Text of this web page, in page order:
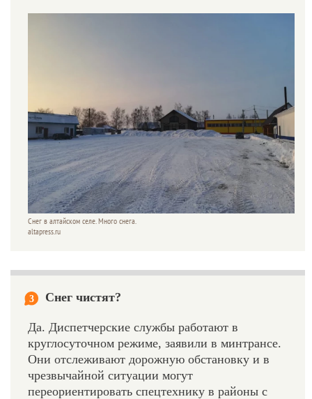
Снег в алтайском селе. Много снега.
altapress.ru
3 Снег чистят?
Да. Диспетчерские службы работают в
круглосуточном режиме, заявили в минтрансе.
Они отслеживают дорожную обстановку и в
чрезвычайной ситуации могут
переориентировать спецтехнику в районы с